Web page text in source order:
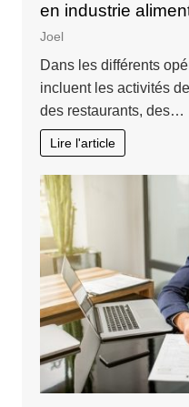
en industrie
Joel
Dans les différents
incluent les activités
des restaurants, des…
Lire l'article